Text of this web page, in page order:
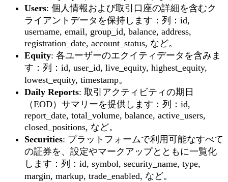
Users: 個人情報および取引口座の詳細を含むク
ライアントデータを保持します：列：id,
username, email, group_id, balance, address,
registration_date, account_status, など。
Equity: 各ユーザーのエクイティデータを含みま
す：列：id, user_id, live_equity, highest_equity,
lowest_equity, timestamp。
Daily Reports: 取引アクティビティの期日
（EOD）サマリーを提供します：列：id,
report_date, total_volume, balance, active_users,
closed_positions, など。
Securities: プラットフォームで利用可能なすべて
の証券を、設定やマークアップとともに一覧化
します：列：id, symbol, security_name, type,
margin, markup, trade_enabled, など。